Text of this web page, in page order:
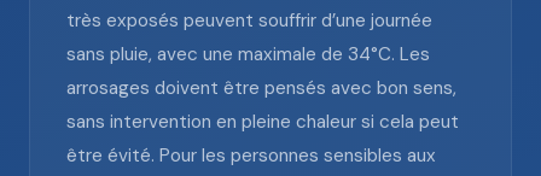
très exposés peuvent souffrir d’une journée
sans pluie, avec une maximale de 34°C. Les
arrosages doivent être pensés avec bon sens,
sans intervention en pleine chaleur si cela peut
être évité. Pour les personnes sensibles aux